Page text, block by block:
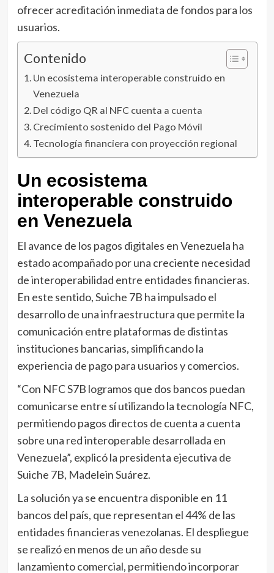
ofrecer acreditación inmediata de fondos para los
usuarios.
Contenido
Un ecosistema interoperable construido en
Venezuela
Del código QR al NFC cuenta a cuenta
Crecimiento sostenido del Pago Móvil
Tecnología financiera con proyección regional
Un ecosistema
interoperable construido
en Venezuela
El avance de los pagos digitales en Venezuela ha
estado acompañado por una creciente necesidad
de interoperabilidad entre entidades financieras.
En este sentido, Suiche 7B ha impulsado el
desarrollo de una infraestructura que permite la
comunicación entre plataformas de distintas
instituciones bancarias, simplificando la
experiencia de pago para usuarios y comercios.
“Con NFC S7B logramos que dos bancos puedan
comunicarse entre sí utilizando la tecnología NFC,
permitiendo pagos directos de cuenta a cuenta
sobre una red interoperable desarrollada en
Venezuela”, explicó la presidenta ejecutiva de
Suiche 7B, Madelein Suárez.
La solución ya se encuentra disponible en 11
bancos del país, que representan el 44% de las
entidades financieras venezolanas. El despliegue
se realizó en menos de un año desde su
lanzamiento comercial, permitiendo incorporar